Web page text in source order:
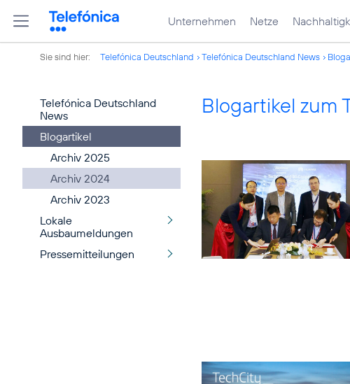
Unternehmen Netze
Sie sind hier: Telefónica Deutschland Telefónica Deutschland News
Telefónica Deutschland
News
Blogartikel
Archiv 2025
Archiv 2024
Archiv 2023
Lokale
Ausbaumeldungen
Pressemitteilungen
Blogartikel zum